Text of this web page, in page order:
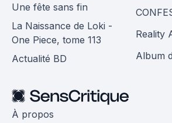
Une fête sans fin
La Naissance de Loki -
One Piece, tome 113
Actualité BD
Reality
Album
À propos